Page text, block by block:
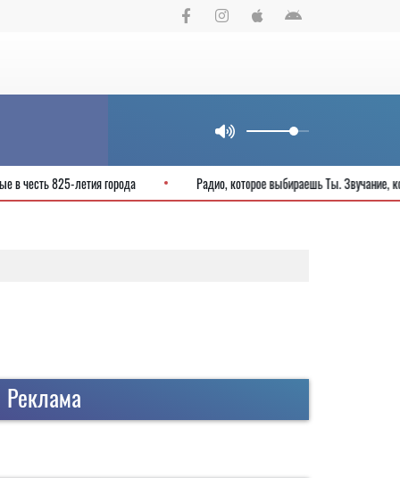
выходные в честь 825-летия города Радио, которое выбираешь
Реклама